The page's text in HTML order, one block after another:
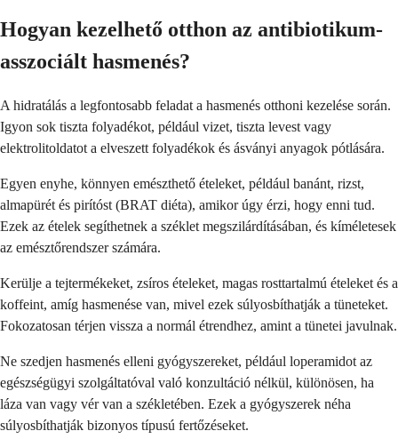
Hogyan kezelhető otthon az antibiotikum-
asszociált hasmenés?
A hidratálás a legfontosabb feladat a hasmenés otthoni kezelése során.
Igyon sok tiszta folyadékot, például vizet, tiszta levest vagy
elektrolitoldatot a elveszett folyadékok és ásványi anyagok pótlására.
Egyen enyhe, könnyen emészthető ételeket, például banánt, rizst,
almapürét és pirítóst (BRAT diéta), amikor úgy érzi, hogy enni tud.
Ezek az ételek segíthetnek a széklet megszilárdításában, és kíméletesek
az emésztőrendszer számára.
Kerülje a tejtermékeket, zsíros ételeket, magas rosttartalmú ételeket és a
koffeint, amíg hasmenése van, mivel ezek súlyosbíthatják a tüneteket.
Fokozatosan térjen vissza a normál étrendhez, amint a tünetei javulnak.
Ne szedjen hasmenés elleni gyógyszereket, például loperamidot az
egészségügyi szolgáltatóval való konzultáció nélkül, különösen, ha
láza van vagy vér van a székletében. Ezek a gyógyszerek néha
súlyosbíthatják bizonyos típusú fertőzéseket.